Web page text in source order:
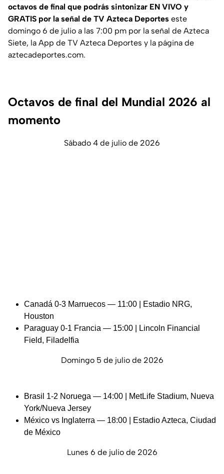
octavos de final que podrás sintonizar EN VIVO y
GRATIS por la señal de TV Azteca Deportes este
domingo 6 de julio a las 7:00 pm por la señal de Azteca
Siete, la App de TV Azteca Deportes y la página de
aztecadeportes.com.
Octavos de final del Mundial 2026 al
momento
Sábado 4 de julio de 2026
Canadá 0-3 Marruecos — 11:00 | Estadio NRG,
Houston
Paraguay 0-1 Francia — 15:00 | Lincoln Financial
Field, Filadelfia
Domingo 5 de julio de 2026
Brasil 1-2 Noruega — 14:00 | MetLife Stadium, Nueva
York/Nueva Jersey
México vs Inglaterra — 18:00 | Estadio Azteca, Ciudad
de México
Lunes 6 de julio de 2026